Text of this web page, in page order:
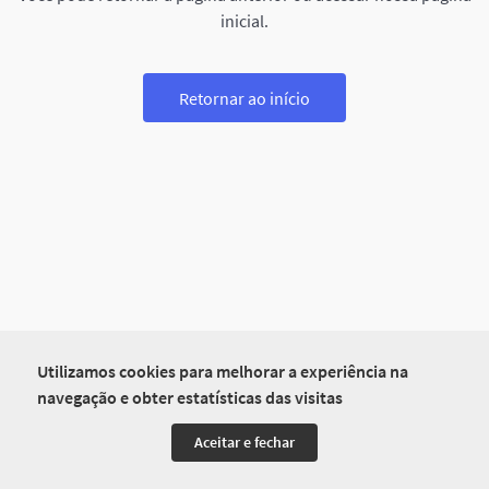
Utilizamos cookies para melhorar a experiência na
navegação e obter estatísticas das visitas
Aceitar e fechar
inicial.
Retornar ao início